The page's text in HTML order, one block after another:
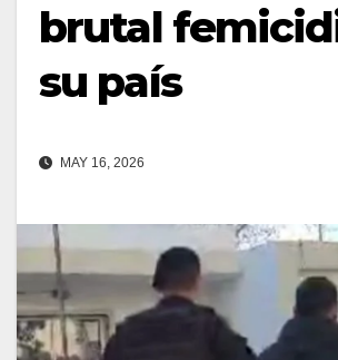
brutal
su país
MAY 16, 2026